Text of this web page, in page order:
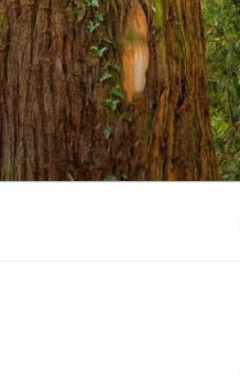
Tartalomhoz